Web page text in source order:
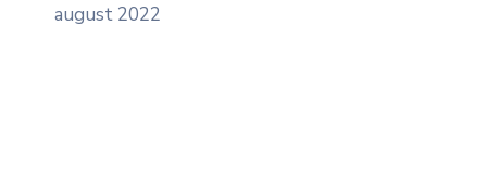
august 2022